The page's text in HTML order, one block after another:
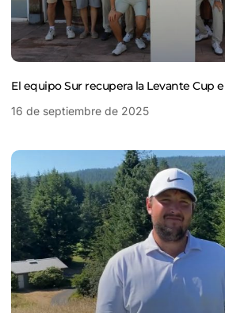
El equipo Sur recupera la Levante Cup
16 de septiembre de 2025